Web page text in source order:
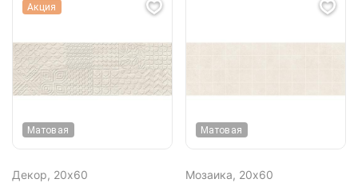
Акция
Матовая
Декор, 20х60
Матовая
Мозаика, 20х60